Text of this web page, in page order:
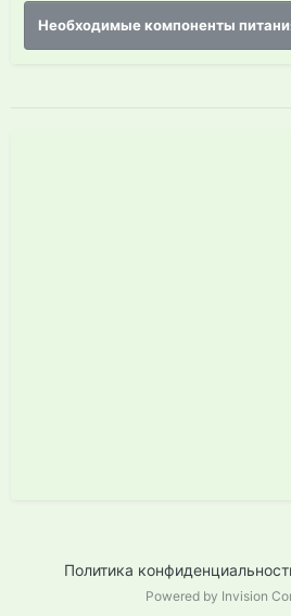
Необходимые компоненты
Политика
Powered by Invision